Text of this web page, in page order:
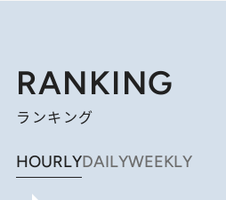
RANKING
ランキング
HOURLYDAILYWEEKLY